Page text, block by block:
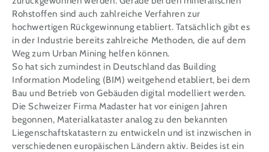
Rohstoffen sind auch zahlreiche Verfahren zur
hochwertigen Rückgewinnung etabliert. Tatsächlich gibt es
in der Industrie bereits zahlreiche Methoden, die auf dem
Weg zum Urban Mining helfen können.
So hat sich zumindest in Deutschland das Building
Information Modeling (BIM) weitgehend etabliert, bei dem
Bau und Betrieb von Gebäuden digital modelliert werden.
Die Schweizer Firma Madaster hat vor einigen Jahren
begonnen, Materialkataster analog zu den bekannten
Liegenschaftskatastern zu entwickeln und ist inzwischen in
verschiedenen europäischen Ländern aktiv. Beides ist ein